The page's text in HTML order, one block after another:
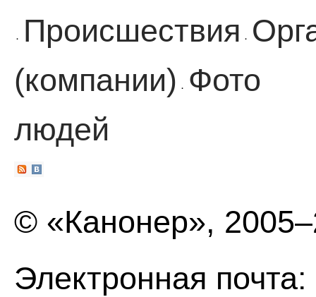
· Происшествия ·
(компании)
·
Фото
людей
© «Канонер»,
Электронная почта: